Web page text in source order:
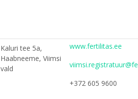
Kaluri tee 5a,
Haabneeme, Viimsi
vald
www.fertilitas.ee
+372 605 9600